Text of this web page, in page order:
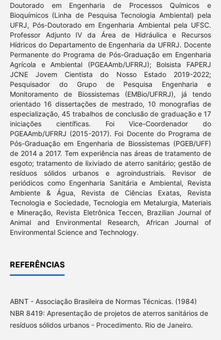
Doutorado em Engenharia de Processos Químicos e
Bioquímicos (Linha de Pesquisa Tecnologia Ambiental) pela
UFRJ, Pós-Doutorado em Engenharia Ambiental pela UFSC.
Professor Adjunto IV da Área de Hidráulica e Recursos
Hídricos do Departamento de Engenharia da UFRRJ. Docente
Permanente do Programa de Pós-Graduação em Engenharia
Agrícola e Ambiental (PGEAAmb/UFRRJ); Bolsista FAPERJ
JCNE Jovem Cientista do Nosso Estado 2019-2022;
Pesquisador do Grupo de Pesquisa Engenharia e
Monitoramento de Biossistemas (EMBio/UFRRJ), já tendo
orientado 16 dissertações de mestrado, 10 monografias de
especialização, 45 trabalhos de conclusão de graduação e 17
iniciações científicas. Foi Vice-Coordenador do
PGEAAmb/UFRRJ (2015-2017). Foi Docente do Programa de
Pós-Graduação em Engenharia de Biossistemas (PGEB/UFF)
de 2014 a 2017. Tem experiência nas áreas de tratamento de
esgoto; tratamento de lixiviado de aterro sanitário; gestão de
resíduos sólidos urbanos e agroindustriais. Revisor de
periódicos como Engenharia Sanitária e Ambiental, Revista
Ambiente & Água, Revista de Ciências Exatas, Revista
Tecnologia e Sociedade, Tecnologia em Metalurgia, Materiais
e Mineração, Revista Eletrônica Teccen, Brazilian Journal of
Animal and Environmental Research, African Journal of
Environmental Science and Technology.
REFERÊNCIAS
ABNT - Associação Brasileira de Normas Técnicas. (1984)
NBR 8419: Apresentação de projetos de aterros sanitários de
resíduos sólidos urbanos - Procedimento. Rio de Janeiro.